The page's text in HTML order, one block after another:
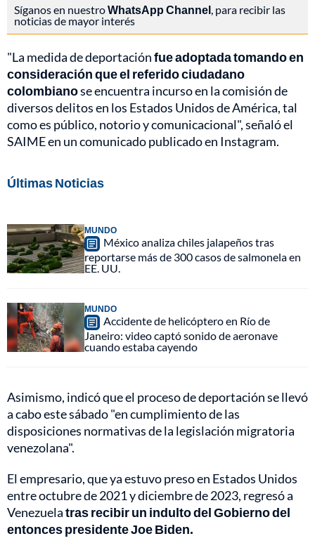
Síganos en nuestroWhatsApp Channel , para recibir las
noticias de mayor interés
"La medida de deportaciónfue adoptada tomando en
consideración que el referido ciudadano
colombianose encuentra incurso en la comisión de
diversos delitos en los Estados Unidos de América, tal
como es público, notorio y comunicacional", señaló el
SAIME en un comunicado publicado en Instagram.
Últimas Noticias
MUNDO
México analiza chiles jalapeños tras
reportarse más de 300 casos de salmonela en
EE. UU.
MUNDO
Accidente de helicóptero en Río de
Janeiro: video captó sonido de aeronave
cuando estaba cayendo
Asimismo, indicó que el proceso de deportación se llevó
a cabo este sábado "en cumplimiento de las
disposiciones normativas de la legislación migratoria
venezolana".
El empresario, que ya estuvo preso en Estados Unidos
entre octubre de 2021 y diciembre de 2023, regresó a
Venezuelatras recibir un indulto del Gobierno del
entonces presidente Joe Biden.